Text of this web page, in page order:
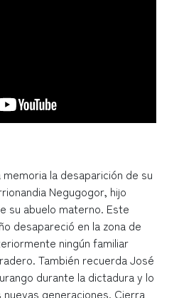
la desaparición de su
Negugogor, hijo
su abuelo materno. Este
desapareció en la zona de
ningún familiar
También recuerda José
durante la dictadura y lo
generaciones. Cierra